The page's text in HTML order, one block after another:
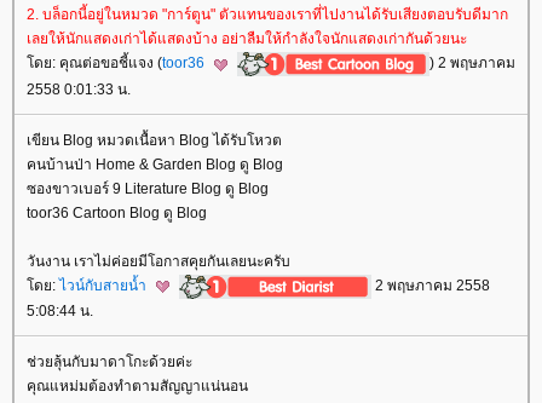
2. บล็อกนี้อยู่ในหมวด "การ์ตูน" ตัวแทนของเราที่ไปงานได้รับเสียงตอบรับดีมาก
เลยให้นักแสดงเก่าได้แสดงบ้าง อย่าลืมให้กำลังใจนักแสดงเก่ากันด้วยนะ
ดย: คุณต่อขอชี้แจง (toor36
) 2 พฤษภาคม
2558 0:01:33 น.
เขียน Blog หมวดเนื้อหา Blog ได้รับโหวต
คนบ้านป่า Home & Garden Blog ดู Blog
ซองขาวเบอร์ 9 Literature Blog ดู Blog
toor36 Cartoon Blog ดู Blog
วันงาน เราไม่ค่อยมีโอกาสคุยกันเลยนะครับ
ดย:ไวน์กับสายน้ำ
2 พฤษภาคม 2558
5:08:44 น.
ช่วยลุ้นกับมาดาโกะด้วยค่ะ
คุณแหม่มต้องทำตามสัญญาแน่นอน